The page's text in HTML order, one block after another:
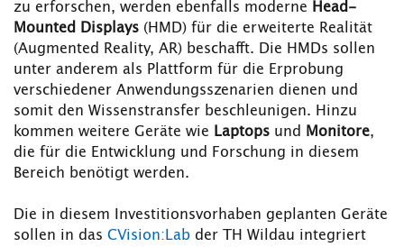
zu erforschen, werden ebenfalls moderne Head-
Mounted Displays (HMD) für die erweiterte Realität
(Augmented Reality, AR) beschafft. Die HMDs sollen
unter anderem als Plattform für die Erprobung
verschiedener Anwendungsszenarien dienen und
somit den Wissenstransfer beschleunigen. Hinzu
kommen weitere Geräte wie Laptops und Monitore,
die für die Entwicklung und Forschung in diesem
Bereich benötigt werden.
Die in diesem Investitionsvorhaben geplanten Geräte
sollen in das CVision:Lab der TH Wildau integriert